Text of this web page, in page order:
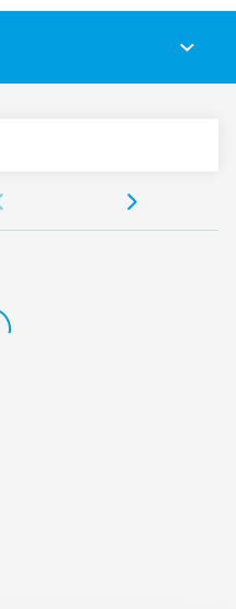
tensione e protezione
zoccolo)